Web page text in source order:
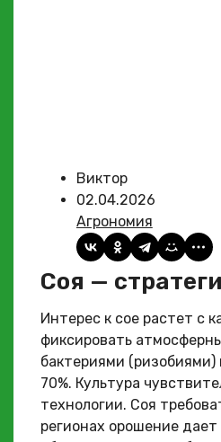
Виктор
02.04.2026
Агрономия
Соя —
Интерес к сое растет с
фиксировать
бактериями (ризобиями)
70%. Культура
технологии. Соя
регионах орошение